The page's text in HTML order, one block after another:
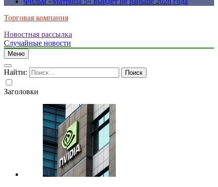
Торговая компания
Новостная рассылка
Случайные новости
Меню
Найти:
Заголовки